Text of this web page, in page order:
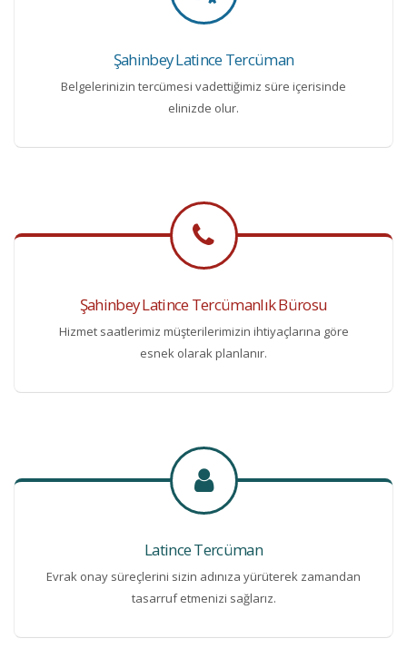
Şahinbey Latince Tercüman
Belgelerinizin tercümesi vadettiğimiz süre içerisinde
elinizde olur.
Şahinbey Latince Tercümanlık Bürosu
Hizmet saatlerimiz müşterilerimizin ihtiyaçlarına göre
esnek olarak planlanır.
Latince Tercüman
Evrak onay süreçlerini sizin adınıza yürüterek zamandan
tasarruf etmenizi sağlarız.